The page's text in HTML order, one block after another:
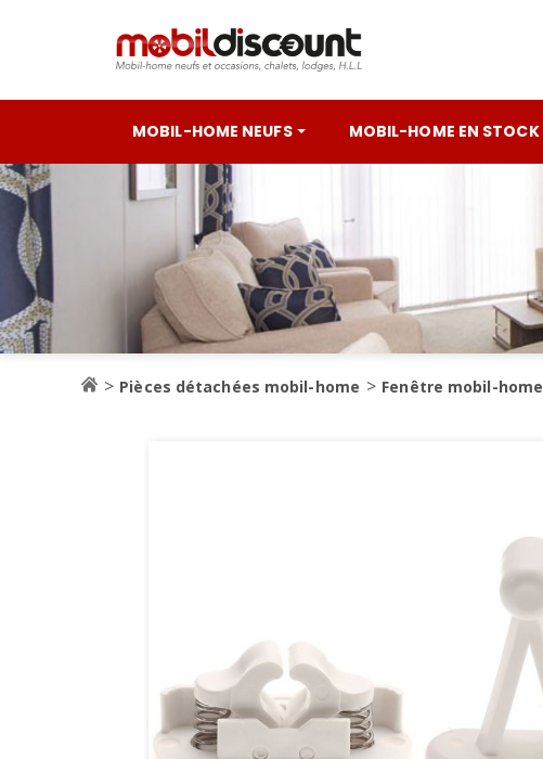
MOBIL-HOME NEUFS MOBIL-HOME EN STOCK
Pièces détachées mobil-home Fenêtre mobil-home